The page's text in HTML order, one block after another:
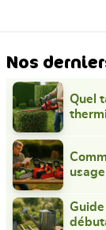
Nos
Quel
usage